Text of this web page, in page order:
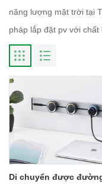
năng lượng mặt trời tại
pháp lắp đặt pv với
Di chuyển được